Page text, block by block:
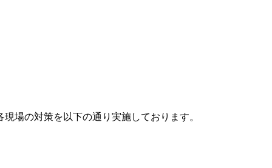
場の対策を以下の通り実施しております。